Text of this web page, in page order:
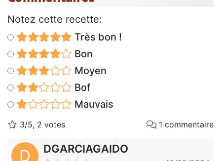
Notez cette recette:
Très bon !
Bon
Moyen
Bof
Mauvais
3/5, 2 votes 1 commentaire
D DGARCIAGAIDO